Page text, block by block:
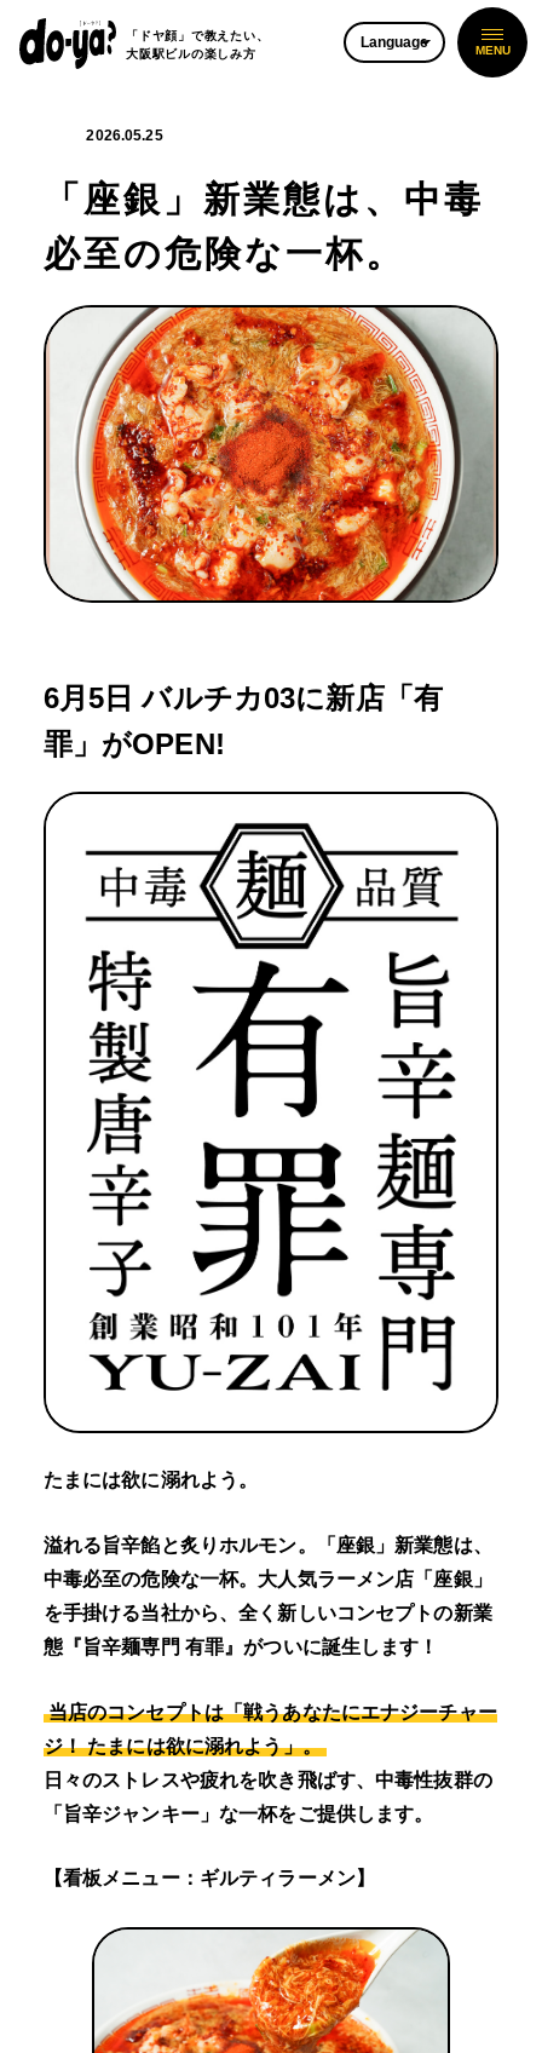
「ドヤ顔」で教えたい、
大阪駅ビルの楽しみ方
Language
2026.05.25
「座銀」新業態は、中毒
必至の危険な一杯。
6月5日 バルチカ03に新店「有
罪」がOPEN!
たまには欲に溺れよう。
溢れる旨辛餡と炙りホルモン。「座銀」新業態は、
中毒必至の危険な一杯。大人気ラーメン店「座銀」
を手掛ける当社から、全く新しいコンセプトの新業
態『旨辛麺専門 有罪』がついに誕生します！
当店のコンセプトは「戦うあなたにエナジーチャー
ジ！ たまには欲に溺れよう」。
日々のストレスや疲れを吹き飛ばす、中毒性抜群の
「旨辛ジャンキー」な一杯をご提供します。
【看板メニュー：ギルティラーメン】